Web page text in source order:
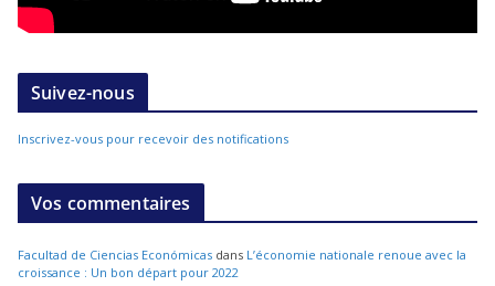
Suivez-nous
Inscrivez-vous pour recevoir des notifications
Vos commentaires
Facultad de Ciencias Económicas dans L’économie nationale renoue avec la
croissance : Un bon départ pour 2022